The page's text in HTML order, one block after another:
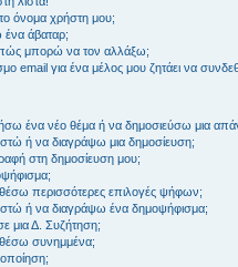
όνομα χρήστη μου;
άβαταρ;
πώς μπορώ να τον αλλάξω;
email για ένα μέλος μου ζητάει να
ένα νέο θέμα ή να δημοσιεύσω μια
ή να διαγράψω μια δημοσίευση;
στη δημοσίευση μου;
περισσότερες επιλογές ψήφων;
ή να διαγράψω ένα δημοψήφισμα;
μια Δ. Συζήτηση;
συνημμένα;